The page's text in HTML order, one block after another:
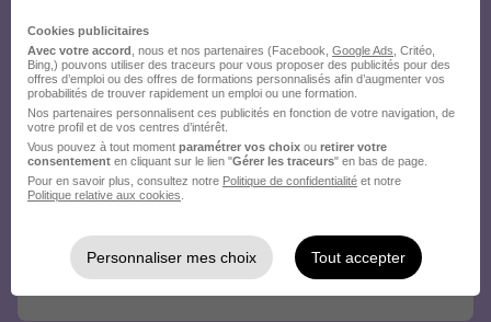
Cookies publicitaires
Avec votre accord , nous et nos partenaires (Facebook, Google Ads , Critéo,
Bing,) pouvons utiliser des traceurs pour vous proposer des publicités pour des
offres d’emploi ou des offres de formations personnalisés afin d’augmenter vos
probabilités de trouver rapidement un emploi ou une formation.
Nos partenaires personnalisent ces publicités en fonction de votre navigation, de
votre profil et de vos centres d’intérêt.
Vous pouvez à tout moment paramétrer vos choix ou retirer votre
consentement en cliquant sur le lien "Gérer les traceurs" en bas de page.
Pour en savoir plus, consultez notre Politique de confidentialité et notre
Politique relative aux cookies
Personnaliser mes choix Tout accepter